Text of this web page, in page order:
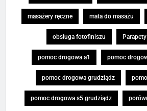
masażery ręczne mata do masażu
obsługa fotofiniszu
pomoc drogowa a1 pomoc
pomoc drogowa grudziądz
pomoc drogowa s5 grudziądz